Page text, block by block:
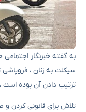
سیکلت به زنان ،
ترتیب دادن آن بوده
تلاش برای قانونی کردن و